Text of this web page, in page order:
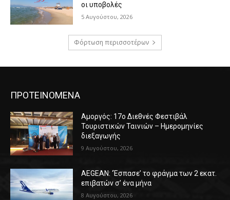
οι υποβολές
5 Αυγούστου, 2026
Φόρτωση περισσοτέρων
ΠΡΟΤΕΙΝΟΜΕΝΑ
Αμοργός: 17ο Διεθνές Φεστιβάλ
Τουριστικών Ταινιών – Ημερομηνίες
διεξαγωγής
9 Αυγούστου, 2026
AEGEAN: ‘Έσπασε’ το φράγμα των 2 εκατ.
επιβατών σ’ ένα μήνα
8 Αυγούστου, 2026